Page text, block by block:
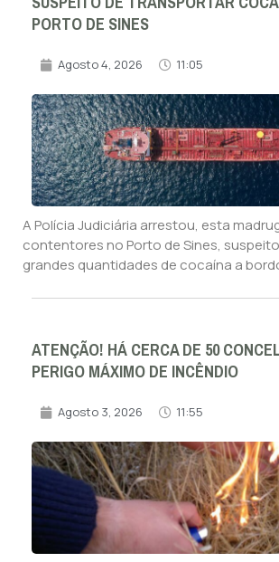
PORTO DE SINES
Agosto 4, 2026 11:05
A Polícia Judiciária arrestou, esta
contentores no Porto de Sines,
grandes quantidades de cocaína a
ATENÇÃO! HÁ CERCA DE 50
PERIGO MÁXIMO DE INCÊNDIO
Agosto 3, 2026 11:55